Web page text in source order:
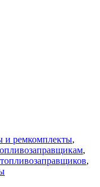
и ремкомплекты,
,
,